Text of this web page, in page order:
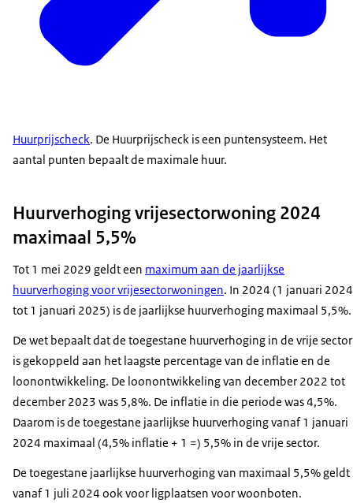
Huurprijscheck. De Huurprijscheck is een puntensysteem. Het
aantal punten bepaalt de maximale huur.
Huurverhoging vrijesectorwoning 2024
maximaal 5,5%
Tot 1 mei 2029 geldt een maximum aan de jaarlijkse
huurverhoging voor vrijesectorwoningen. In 2024 (1 januari 2024
tot 1 januari 2025) is de jaarlijkse huurverhoging maximaal 5,5%.
De wet bepaalt dat de toegestane huurverhoging in de vrije sector
is gekoppeld aan het laagste percentage van de inflatie en de
loonontwikkeling. De loonontwikkeling van december 2022 tot
december 2023 was 5,8%. De inflatie in die periode was 4,5%.
Daarom is de toegestane jaarlijkse huurverhoging vanaf 1 januari
2024 maximaal (4,5% inflatie + 1 =) 5,5% in de vrije sector.
De toegestane jaarlijkse huurverhoging van maximaal 5,5% geldt
vanaf 1 juli 2024 ook voor ligplaatsen voor woonboten.